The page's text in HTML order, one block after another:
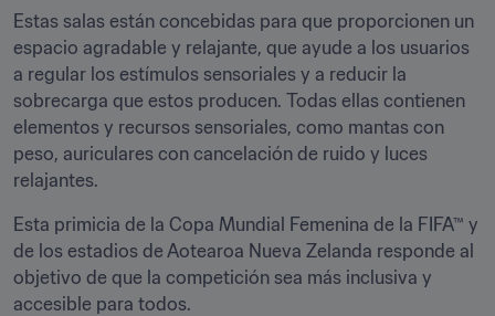
Estas salas están concebidas para que proporcionen un
espacio agradable y relajante, que ayude a los usuarios
a regular los estímulos sensoriales y a reducir la
sobrecarga que estos producen. Todas ellas contienen
elementos y recursos sensoriales, como mantas con
peso, auriculares con cancelación de ruido y luces
relajantes.
Esta primicia de la Copa Mundial Femenina de la FIFA™ y
de los estadios de Aotearoa Nueva Zelanda responde al
objetivo de que la competición sea más inclusiva y
accesible para todos.